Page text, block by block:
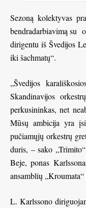
Sezoną kolektyvas
bendradarbiavimą su
dirigentu iš Švedijos
iki šachmatų“.
„Švedijos
Skandinavijos
perkusininkas, net
Mūsų ambicija yra
pučiamųjų orkestrų
duris, – sako
Beje, ponas
ansamblių
L. Karlssono